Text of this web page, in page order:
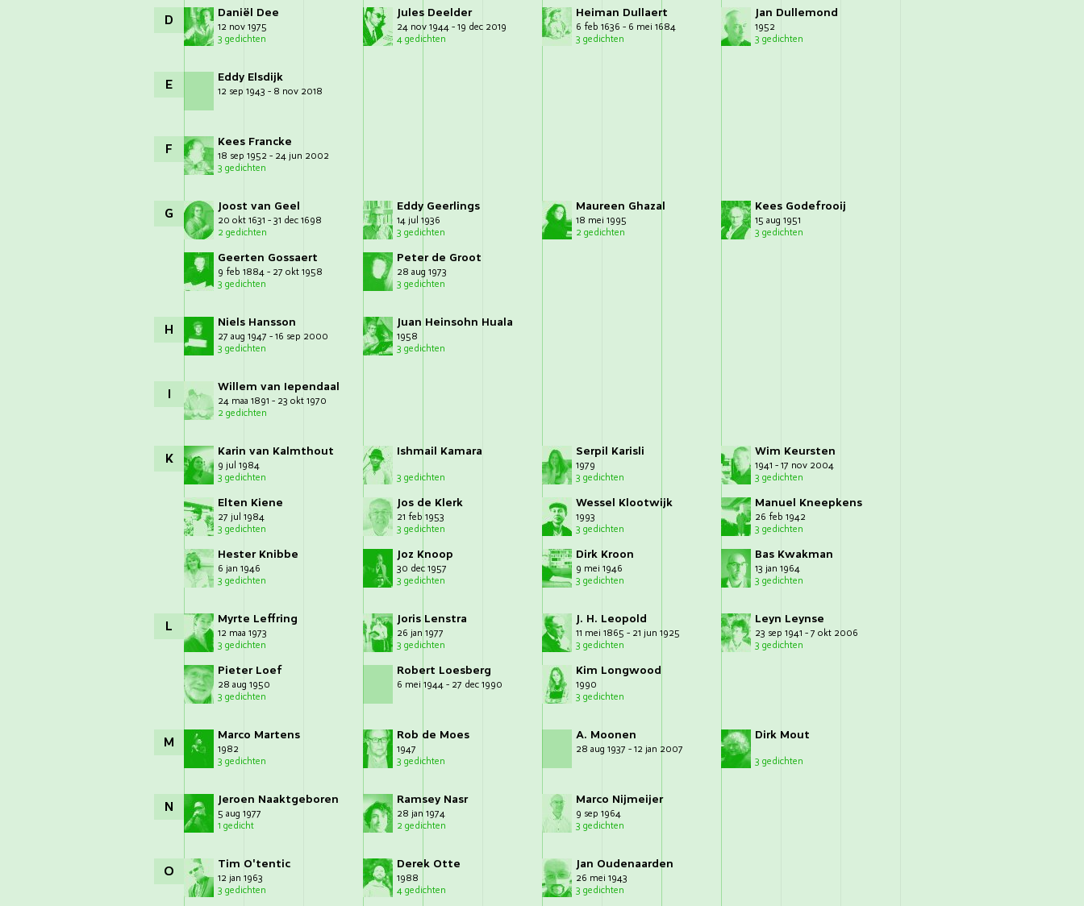
D Daniël Dee
12 nov 1975
3 gedichten
Jules Deelder
24 nov 1944 - 19 dec 2019
4 gedichten
Heiman Dullaert
6 feb 1636 - 6 mei 1684
3 gedichten
Jan Dullemond
1952
3 gedichten
E Eddy Elsdijk
12 sep 1943 - 8 nov 2018
F Kees Francke
18 sep 1952 - 24 jun 2002
3 gedichten
G Joost van Geel
20 okt 1631 - 31 dec 1698
2 gedichten
Eddy Geerlings
14 jul 1936
3 gedichten
Maureen Ghazal
18 mei 1995
2 gedichten
Kees Godefrooij
15 aug 1951
3 gedichten
Geerten Gossaert
9 feb 1884 - 27 okt 1958
3 gedichten
Peter de Groot
28 aug 1973
3 gedichten
H Niels Hansson
27 aug 1947 - 16 sep 2000
3 gedichten
Juan Heinsohn Huala
1958
3 gedichten
I Willem van Iependaal
24 maa 1891 - 23 okt 1970
2 gedichten
K Karin van Kalmthout
9 jul 1984
3 gedichten
Ishmail Kamara
3 gedichten
Serpil Karisli
1979
3 gedichten
Wim Keursten
1941 - 17 nov 2004
3 gedichten
Elten Kiene
27 jul 1984
3 gedichten
Jos de Klerk
21 feb 1953
3 gedichten
Wessel Klootwijk
1993
3 gedichten
Manuel Kneepkens
26 feb 1942
3 gedichten
Hester Knibbe
6 jan 1946
3 gedichten
Joz Knoop
30 dec 1957
3 gedichten
Dirk Kroon
9 mei 1946
3 gedichten
Bas Kwakman
13 jan 1964
3 gedichten
L Myrte Leffring
12 maa 1973
3 gedichten
Joris Lenstra
26 jan 1977
3 gedichten
J. H. Leopold
11 mei 1865 - 21 jun 1925
3 gedichten
Leyn Leynse
23 sep 1941 - 7 okt 2006
3 gedichten
Pieter Loef
28 aug 1950
3 gedichten
Robert Loesberg
6 mei 1944 - 27 dec 1990
Kim Longwood
1990
3 gedichten
M Marco Martens
1982
3 gedichten
Rob de Moes
1947
3 gedichten
A. Moonen
28 aug 1937 - 12 jan 2007
Dirk Mout
3 gedichten
N Jeroen Naaktgeboren
5 aug 1977
1 gedicht
Ramsey Nasr
28 jan 1974
2 gedichten
Marco Nijmeijer
9 sep 1964
3 gedichten
O Tim O'tentic
12 jan 1963
3 gedichten
Derek Otte
1988
4 gedichten
Jan Oudenaarden
26 mei 1943
3 gedichten